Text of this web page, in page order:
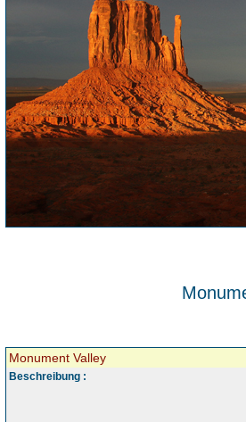
Monument Valley
Beschreibung :